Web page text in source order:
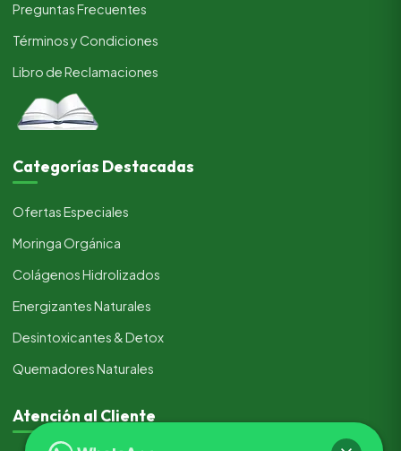
Preguntas Frecuentes
Términos y Condiciones
Libro de Reclamaciones
Categorías Destacadas
Ofertas Especiales
Moringa Orgánica
Colágenos Hidrolizados
Energizantes Naturales
Desintoxicantes & Detox
Quemadores Naturales
Atención al Cliente